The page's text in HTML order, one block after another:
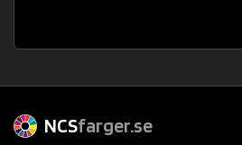
NCSfarger.se